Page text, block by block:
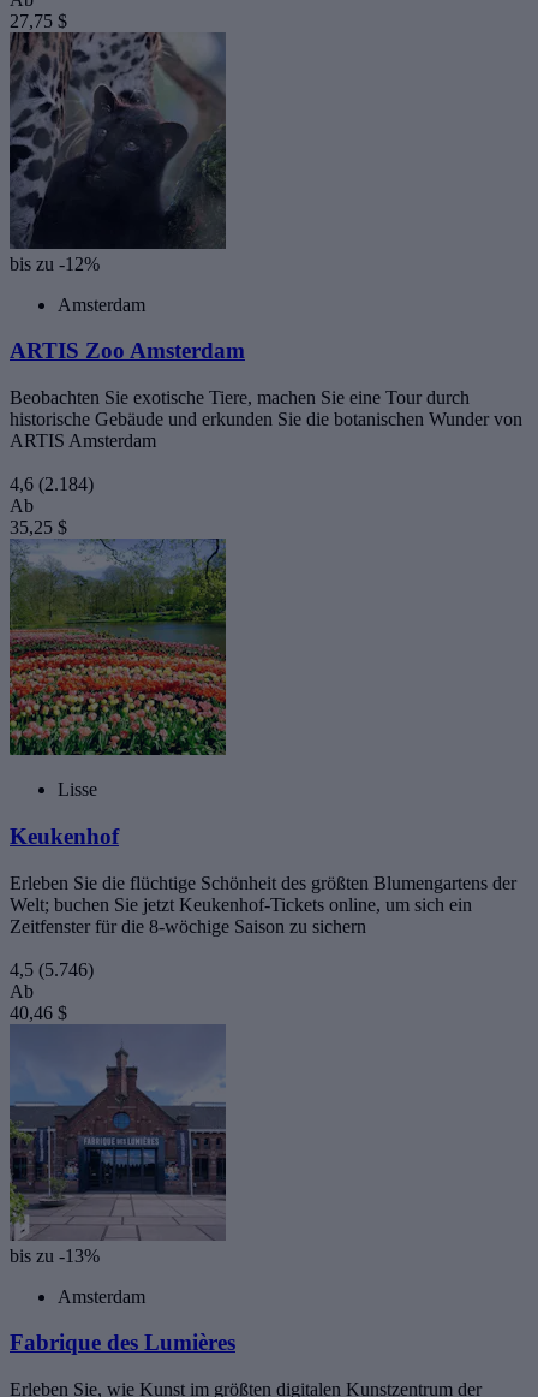
27,75 $
bis zu -12%
Amsterdam
ARTIS Zoo Amsterdam
Beobachten Sie exotische Tiere, machen Sie eine Tour durch
historische Gebäude und erkunden Sie die botanischen Wunder von
ARTIS Amsterdam
4,6 (2.184)
Ab
35,25 $
Lisse
Keukenhof
Erleben Sie die flüchtige Schönheit des größten Blumengartens der
Welt; buchen Sie jetzt Keukenhof-Tickets online, um sich ein
Zeitfenster für die 8-wöchige Saison zu sichern
4,5 (5.746)
Ab
40,46 $
bis zu -13%
Amsterdam
Fabrique des Lumières
Erleben Sie, wie Kunst im größten digitalen Kunstzentrum der